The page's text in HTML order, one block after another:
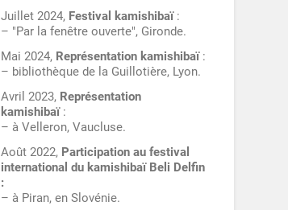
Juillet 2024, Festival kamishibaï:
– "Par la fenêtre ouverte", Gironde.
Mai 2024, Représentation kamishibaï:
– bibliothèque de la Guillotière, Lyon.
Avril 2023, Représentation
kamishibaï:
– à Velleron, Vaucluse.
Août 2022, Participation au festival
international du kamishibaï Beli Delfin
:
– à Piran, en Slovénie.